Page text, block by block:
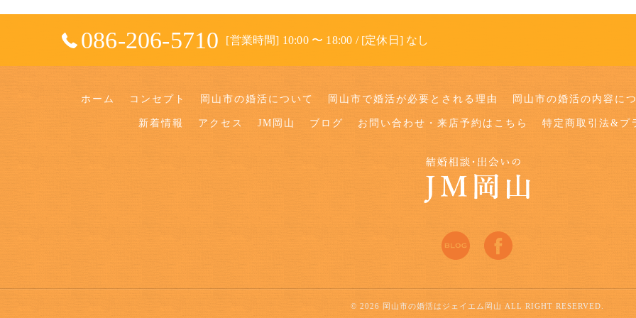
086-206-5710 [営業時間] 10:00 〜 18:00 / [定休日] なし
ホーム コンセプト 岡山市の婚活について 岡山市で婚活が必要とされる理由 岡山市の婚活の内容に
新着情報 アクセス JM岡山 ブログ お問い合わせ・来店予約はこちら 特定商取引法&プ
© 2026 岡山市の婚活はジェイエム岡山 ALL RIGHT RESERVED.